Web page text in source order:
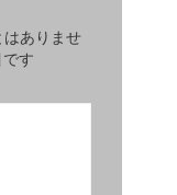
はありませ
す